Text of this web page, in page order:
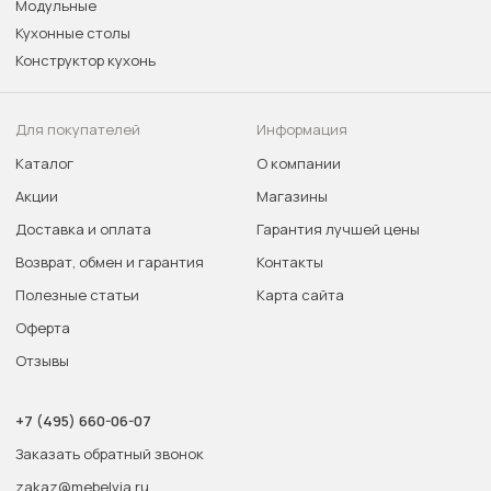
Модульные
Кухонные столы
Конструктор кухонь
Для покупателей
Каталог
Акции
Доставка и оплата
Возврат, обмен и гарантия
Полезные статьи
Оферта
Отзывы
Информация
О компании
Магазины
Гарантия лучшей цены
Контакты
Карта сайта
+7 (495) 660-06-07
Заказать обратный звонок
zakaz@mebelvia.ru